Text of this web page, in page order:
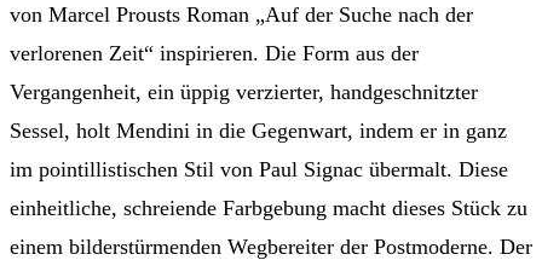
von Marcel Prousts Roman „Auf der Suche nach der
verlorenen Zeit“ inspirieren. Die Form aus der
Vergangenheit, ein üppig verzierter, handgeschnitzter
Sessel, holt Mendini in die Gegenwart, indem er in ganz
im pointillistischen Stil von Paul Signac übermalt. Diese
einheitliche, schreiende Farbgebung macht dieses Stück zu
einem bilderstürmenden Wegbereiter der Postmoderne. Der